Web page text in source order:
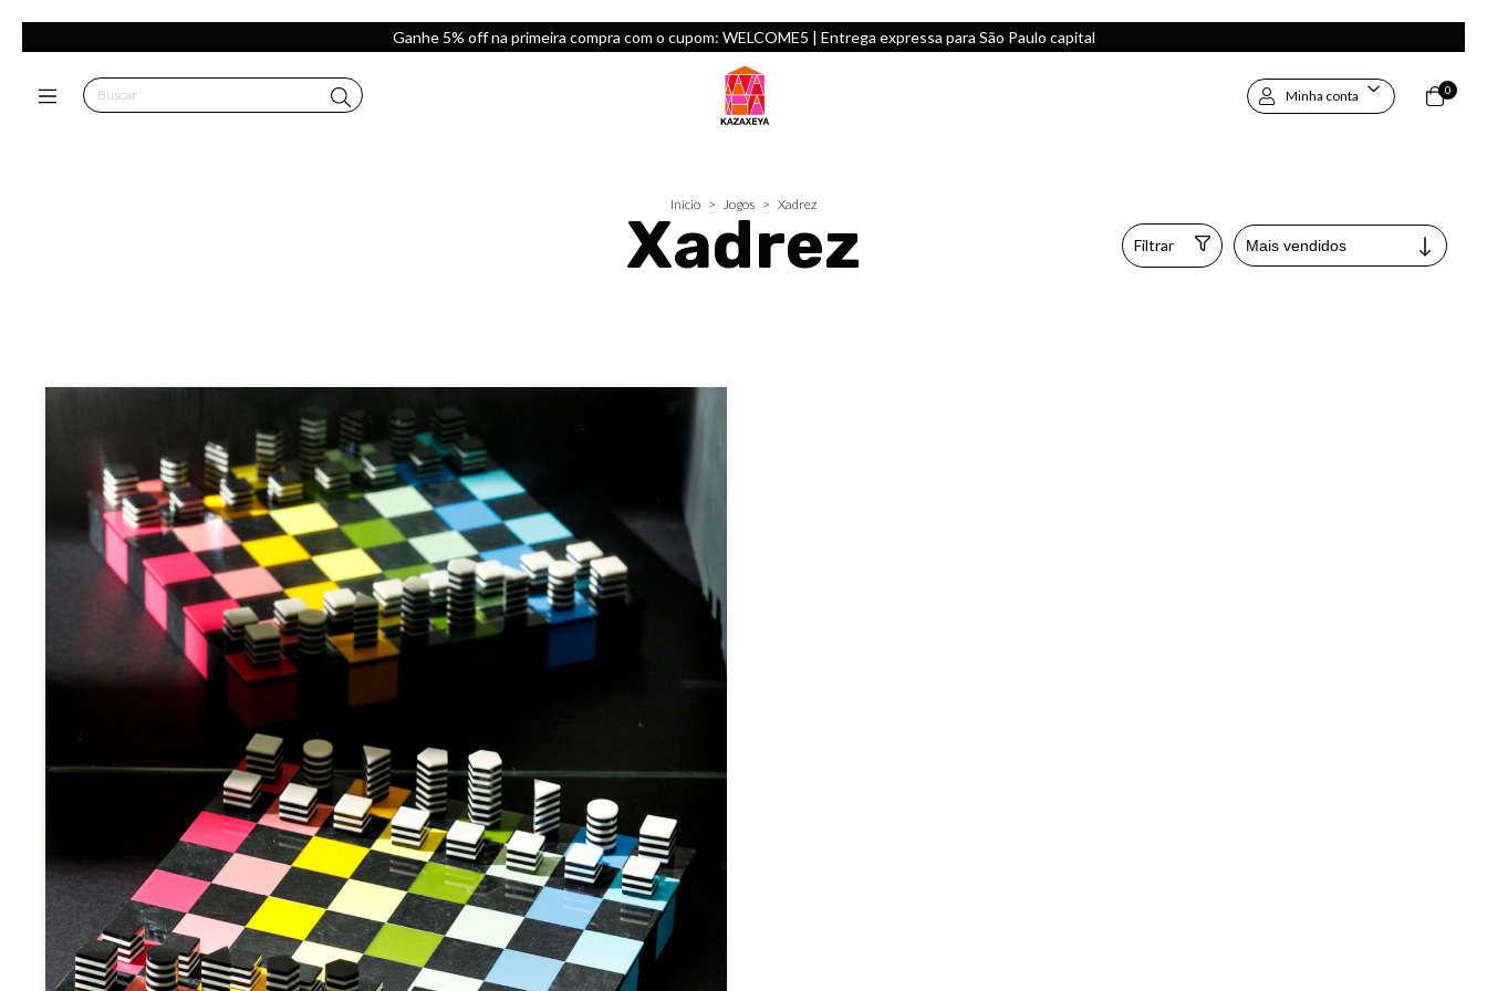
Ganhe 5% off na primeira compra com o cupom: WELCOME5 | Entrega expressa para São Paulo capital
Minha conta 0
Início > Jogos > Xadrez
Xadrez Filtrar